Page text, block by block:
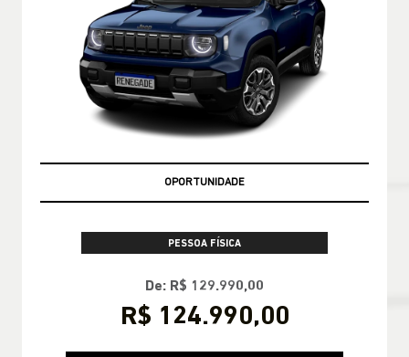
OPORTUNIDADE
PESSOA FÍSICA
De: R$ 129.990,00
R$ 124.990,00